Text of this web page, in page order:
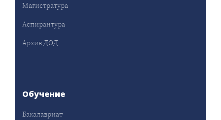
Магистратура
Аспирантура
Архив ДОД
Обучение
Бакалавриат